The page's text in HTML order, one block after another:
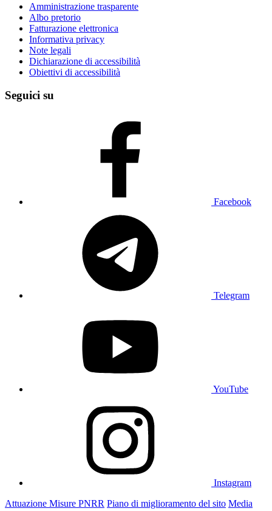
Amministrazione trasparente
Albo pretorio
Fatturazione elettronica
Informativa privacy
Note legali
Dichiarazione di accessibilità
Obiettivi di accessibilità
Seguici su
Facebook
Telegram
YouTube
Instagram
Attuazione Misure PNRR Piano di miglioramento del sito Media